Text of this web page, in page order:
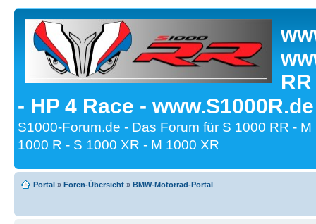
- HP 4 Race -
S1000-Forum.de - Das Forum für S 1000 RR -
1000 R - S 1000 XR - M 1000 XR
Portal » Foren-Übersicht » BMW-Motorrad-Portal